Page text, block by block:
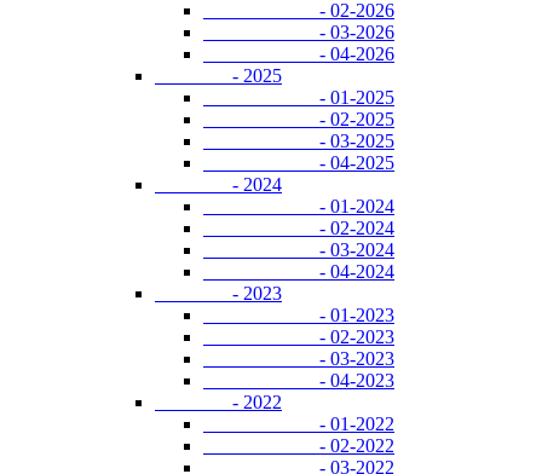
- 02-2026
- 03-2026
- 04-2026
- 2025
- 01-2025
- 02-2025
- 03-2025
- 04-2025
- 2024
- 01-2024
- 02-2024
- 03-2024
- 04-2024
- 2023
- 01-2023
- 02-2023
- 03-2023
- 04-2023
- 2022
- 01-2022
- 02-2022
- 03-2022